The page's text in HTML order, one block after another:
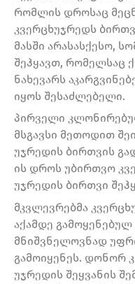
რომლის დროსაც
კვერცხუჯრედს
მასში არასასქესო,
შეჰყავთ, რომელსაც
ნახევარს
იყოს შესაძლებელი.
პირველი
მსგავსი მეთოდით
უჯრედის ბირთვის
ის დროს უბირთვო
უჯრედის ბირთვი
მკვლევრებმა
აქამდე გამოყენებულ
მნიშვნელოვნად
გამოიყენეს. დონორ
უჯრედის შეყვანის